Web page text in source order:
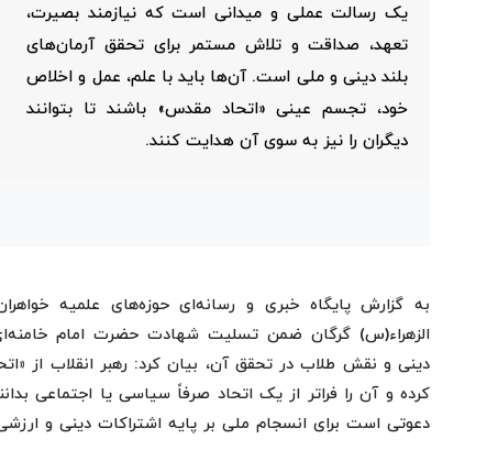
یک رسالت عملی و میدانی است که نیازمند بصیرت،
تعهد، صداقت و تلاش مستمر برای تحقق آرمان‌های
بلند دینی و ملی است. آن‌ها باید با علم، عمل و اخلاص
خود، تجسم عینی «اتحاد مقدس» باشند تا بتوانند
دیگران را نیز به سوی آن هدایت کنند.
به گزارش پایگاه خبری و رسانه‌ای حوزه‌های علمیه
الزهراء(س) گرگان ضمن تسلیت شهادت حضرت امام
دینی و نقش طلاب در تحقق آن، بیان کرد: رهبر انقلاب از
کرده و آن را فراتر از یک اتحاد صرفاً سیاسی یا اجتماعی
دعوتی است برای انسجام ملی بر پایه اشتراکات دینی و